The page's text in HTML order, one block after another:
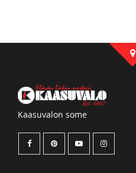
Kaasuvalon some